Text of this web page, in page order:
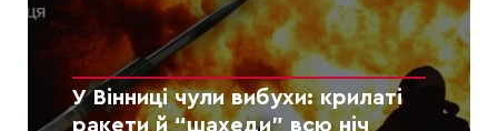
У Вінниці чули вибухи: крилаті
ракети й “шахеди” всю ніч